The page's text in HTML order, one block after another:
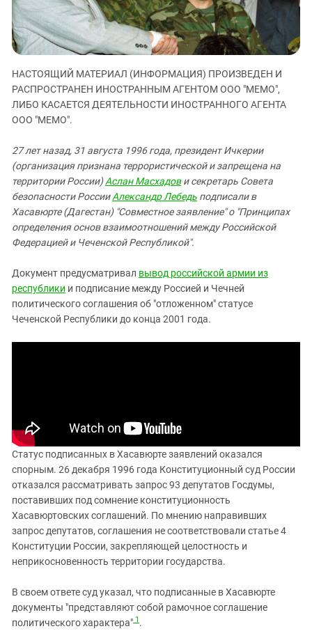
ЗАСТАВЛЯЕТ
КАВКАЗ ЗА ПАЛЕСТИНУ
ИНАКОМЫСЛИЕ В ЧЕЧНЕ
ПРЕСЛЕДОВАНИЕ АКТИВИСТОВ
МОБИЛИЗАЦИЯ И ПРОТЕСТЫ
Дагестан
Ингушетия
Кабардино-Балкария
Калмыкия
Краснодарский край
Российская Федерация
Ростовская область
Северная Осетия - Алания
СКФО
Ставропольский край
Чечня
Южная Осетия
Южный Кавказ
НАСТОЯЩИЙ МАТЕРИАЛ (ИНФОРМАЦИЯ) ПРОИЗВЕДЕН И
РАСПРОСТРАНЕН ИНОСТРАННЫМ АГЕНТОМ ООО "МЕМО",
ЛИБО КАСАЕТСЯ ДЕЯТЕЛЬНОСТИ ИНОСТРАННОГО АГЕНТА
ООО "МЕМО".
27 лет назад, 31 августа 1996 года, президент Ичкерии
(организация признана террористической и запрещена на
территории России)Аслан Масхадови секретарь Совета
безопасности РоссииАлександр Лебедь подписали в
Хасавюрте (Дагестан) "Совместное заявление" о "Принципах
определения основ взаимоотношений между Российской
Федерацией и Чеченской Республикой".
Документ предусматривал вывод российской армии из
республики и подписание между Россией и Чечней
политического соглашения об "отложенном" статусе
Чеченской Республики до конца 2001 года.
Статус подписанных в Хасавюрте заявлений оказался
спорным. 26 декабря 1996 года Конституционный суд России
отказался рассматривать запрос 93 депутатов Госдумы,
поставивших под сомнение конституционность
Хасавюртовских соглашений. По мнению направивших
запрос депутатов, соглашения не соответствовали статье 4
Конституции России, закрепляющей целостность и
неприкосновенность территории государства.
В своем ответе суд указал, что подписанные в Хасавюрте
документы "представляют собой рамочное соглашение
политического характера" 1 .